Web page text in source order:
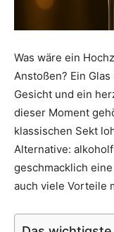
Was wäre ein
Anstoßen? Ein
Gesicht und ein
dieser Moment
klassischen Sekt
Alternative:
geschmacklich
auch viele Vorteile